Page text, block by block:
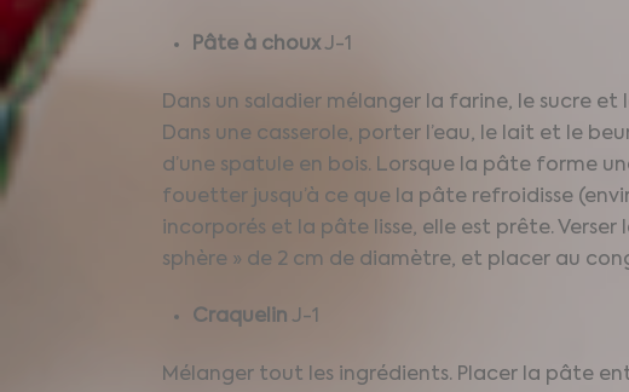
Pâte à chouxJ-1
Dans un saladier mélanger la farine, le sucre et
Dans une casserole, porter l’eau, le lait et le
d’une spatule en bois. Lorsque la pâte forme
fouetter jusqu’à ce que la pâte refroidisse
incorporés et la pâte lisse, elle est prête.
sphère » de 2 cm de diamètre, et placer au
Craquelin J-1
Mélanger tout les ingrédients. Placer la pâte